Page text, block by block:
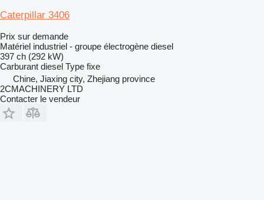
Caterpillar 3406
Prix sur demande
Matériel industriel - groupe électrogène diesel
397 ch (292 kW)
Carburant diesel Type fixe
Chine, Jiaxing city, Zhejiang province
2CMACHINERY LTD
Contacter le vendeur